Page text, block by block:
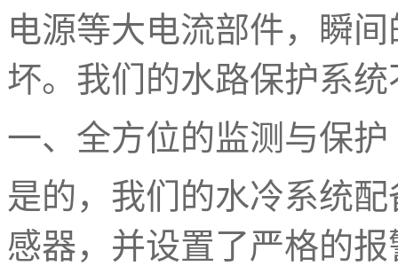
电源等大电流部件，瞬
坏。我们的水路保护系
一、全方位的监测与保护
是的，我们的水冷系统
感器，并设置了严格的